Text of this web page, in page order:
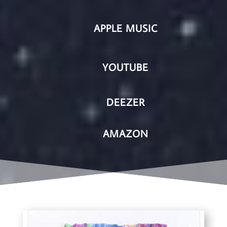
APPLE MUSIC
YOUTUBE
DEEZER
AMAZON